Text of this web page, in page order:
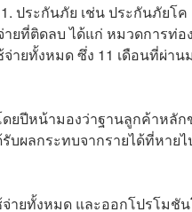
ประกันภัย เช่น ประกันภัยโค
ายที่ติดลบ ได้แก่ หมวดการท่อง
ายทั้งหมด ซึ่ง 11 เดือนที่ผ่าน
ดยปีหน้ามองว่าฐานลูกค้าหลัก
บผลกระทบจากรายได้ที่หายไ
ายทั้งหมด และออกโปรโมชั